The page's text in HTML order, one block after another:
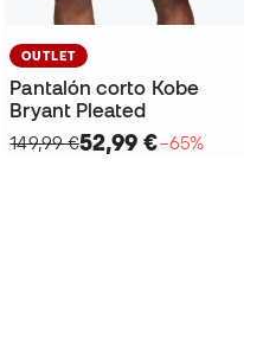
OUTLET
Pantalón corto Kobe
Bryant Pleated
149,99 €52,99 €−65%